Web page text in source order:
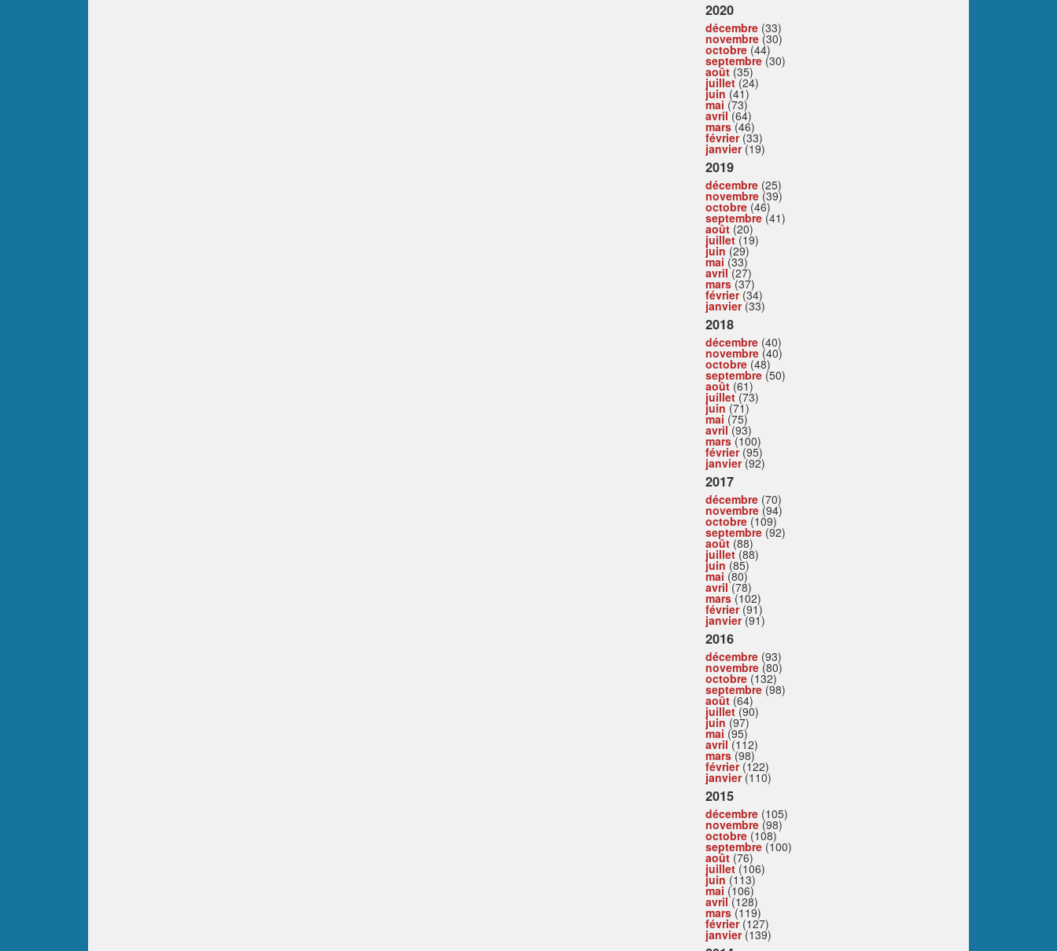
2020
décembre (33)
novembre (30)
octobre (44)
septembre (30)
août (35)
juillet(24)
juin (41)
mai (73)
avril(64)
mars(46)
février(33)
janvier(19)
2019
décembre (25)
novembre (39)
octobre (46)
septembre (41)
août (20)
juillet(19)
juin (29)
mai (33)
avril(27)
mars(37)
février(34)
janvier(33)
2018
décembre (40)
novembre (40)
octobre (48)
septembre (50)
août (61)
juillet(73)
juin (71)
mai (75)
avril(93)
mars(100)
février(95)
janvier(92)
2017
décembre (70)
novembre (94)
octobre (109)
septembre (92)
août (88)
juillet(88)
juin (85)
mai (80)
avril(78)
mars(102)
février(91)
janvier(91)
2016
décembre (93)
novembre (80)
octobre (132)
septembre (98)
août (64)
juillet(90)
juin (97)
mai (95)
avril(112)
mars(98)
février(122)
janvier(110)
2015
décembre (105)
novembre (98)
octobre (108)
septembre (100)
août (76)
juillet(106)
juin (113)
mai (106)
avril(128)
mars(119)
février(127)
janvier(139)